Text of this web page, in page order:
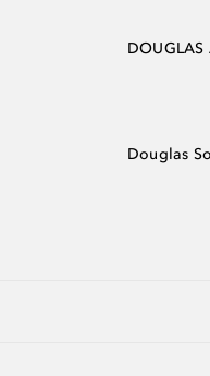
DOUGLAS
Douglas